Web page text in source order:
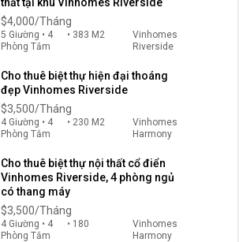
$4,000/Tháng
5 Giường • 4
Phòng Tắm
• 383 M2
Vinhomes
Riverside
Cho thuê biệt thự hiện đại thoáng
đẹp Vinhomes Riverside
$3,500/Tháng
4 Giường • 4
Phòng Tắm
• 230 M2
Vinhomes
Harmony
Cho thuê biệt thự nội thất cổ điển
Vinhomes Riverside, 4 phòng ngủ
có thang máy
$3,500/Tháng
4 Giường • 4
Phòng Tắm
• 180
Vinhomes
Harmony